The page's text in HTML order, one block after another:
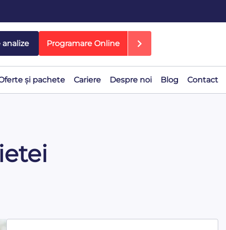
analize Programare Online
și pachete Cariere Despre noi Blog Contact